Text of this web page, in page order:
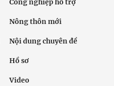
Công nghiệp hỗ trợ
Nông thôn mới
Nội dung chuyên đề
Hồ sơ
Video